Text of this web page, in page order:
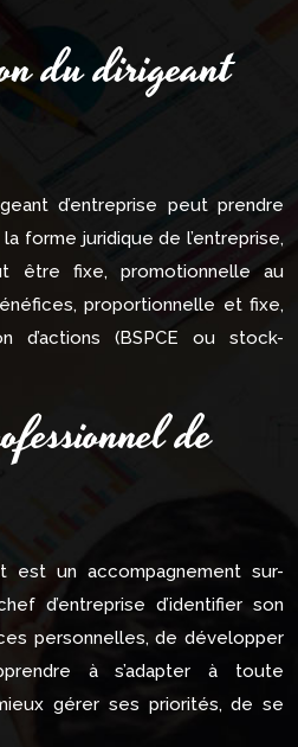
du dirigeant
d’entreprise peut prendre
forme juridique de l’entreprise,
être fixe, promotionnelle au
proportionnelle et fixe,
d’actions (BSPCE ou stock-
de
est un accompagnement sur-
d’entreprise d’identifier son
personnelles, de développer
à s’adapter à toute
gérer ses priorités, de se